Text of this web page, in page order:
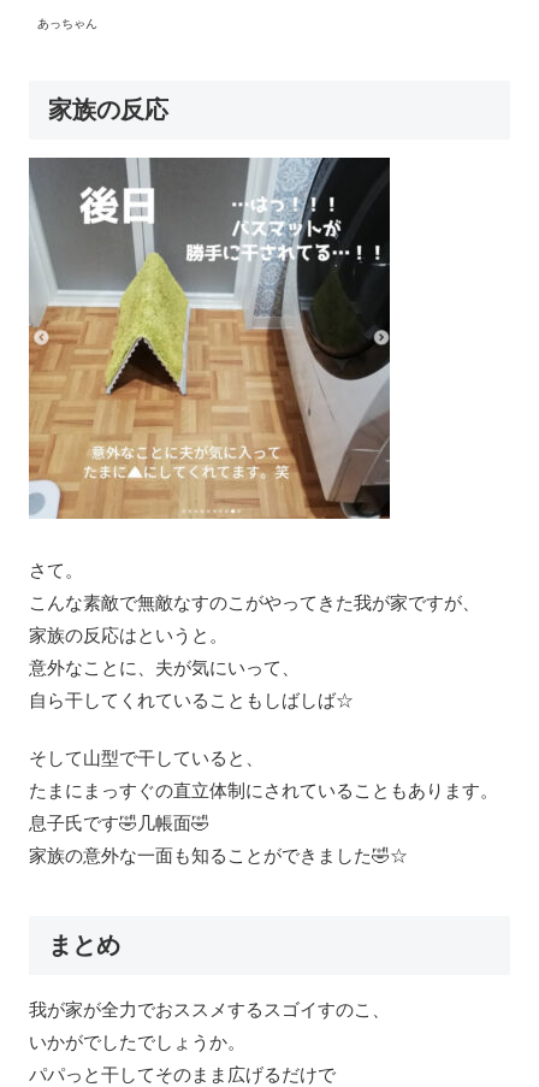
あっちゃん
家族の反応
さて。
こんな素敵で無敵なすのこがやってきた我が家ですが、
家族の反応はというと。
意外なことに、夫が気にいって、
自ら干してくれていることもしばしば☆
そして山型で干していると、
たまにまっすぐの直立体制にされていることもあります。
息子氏です🤣几帳面🤣
家族の意外な一面も知ることができました🤣☆
まとめ
我が家が全力でおススメするスゴイすのこ、
いかがでしたでしょうか。
パパっと干してそのまま広げるだけで